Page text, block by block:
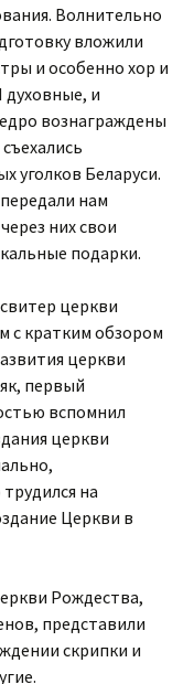
Волнительно
вложили
и особенно хор и
духовные, и
вознаграждены
уголков Беларуси.
нам
них свои
подарки.
церкви
с кратким обзором
церкви
первый
вспомнил
церкви
на
Церкви в
Рождества,
представили
скрипки и